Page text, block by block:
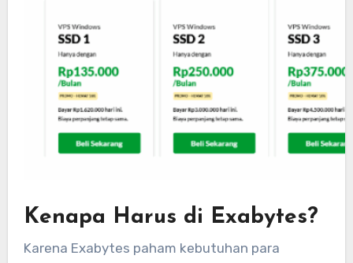
Kenapa Harus di Exabytes?
Karena Exabytes paham kebutuhan para